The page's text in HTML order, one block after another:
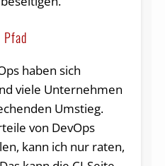
Pfad
haben sich
viele Unternehmen
Umstieg.
von DevOps
kann ich nur raten,